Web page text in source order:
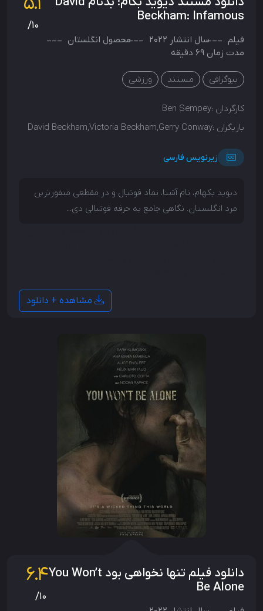
Beckham: Infamous
/10
فیلم سال انتشار 2022 محصول انگلستان
مدت زمان 69 دقیقه
بیوگرافی مستند ورزشی
کارگردان :Ben Sempey
بازیگران :David Beckham,Victoria Beckham,Gerry Conway
زیرنویس فارسی
دیوید بکهام، نام آشنا، نماد فوتبال و در مقطعی منفورترین
مرد انگلستان. نگاهی جامع به حرفه فوتبالی دی...
مشاهده + دانلود
دانلود فیلم تنها نخواهی بود You Won’t
Be Alone
6.4
/10